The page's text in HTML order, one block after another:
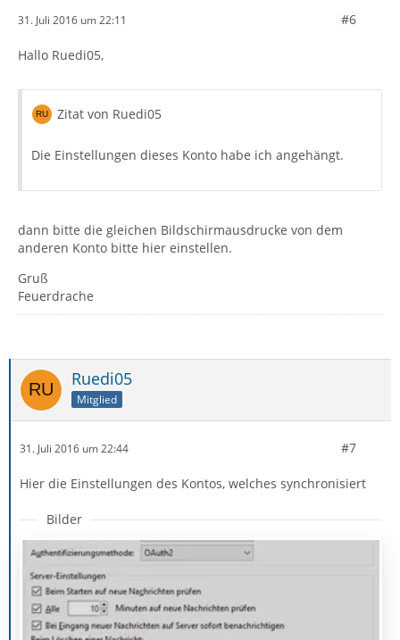
31. Juli 2016 um 22:11 #6
Hallo Ruedi05,
Zitat von Ruedi05
Die Einstellungen dieses Konto habe ich angehängt.
dann bitte die gleichen Bildschirmausdrucke von dem
anderen Konto bitte hier einstellen.
Gruß
Feuerdrache
Ruedi05
Mitglied
31. Juli 2016 um 22:44 #7
Hier die Einstellungen des Kontos, welches synchronisiert
Bilder